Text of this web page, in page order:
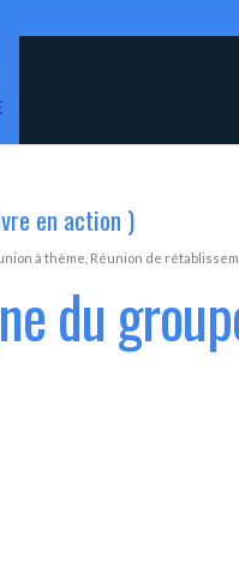
en action )
à thème Réunion de
du